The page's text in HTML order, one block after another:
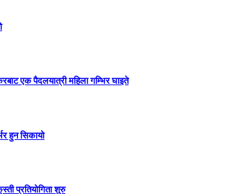
एक पैदलयात्री महिला गम्भिर घाइते
हुन सिकायो
प्रतियोगिता शुरु